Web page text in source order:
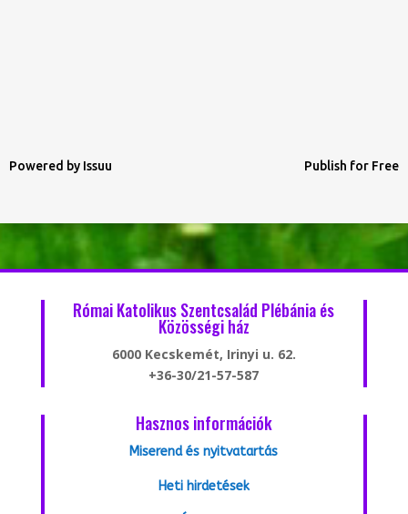
Powered by Issuu Publish for Free
Római Katolikus Szentcsalád Plébánia és
Közösségi ház
6000 Kecskemét, Irinyi u. 62.
+36-30/21-57-587
Hasznos információk
Miserend és nyitvatartás
Heti hirdetések